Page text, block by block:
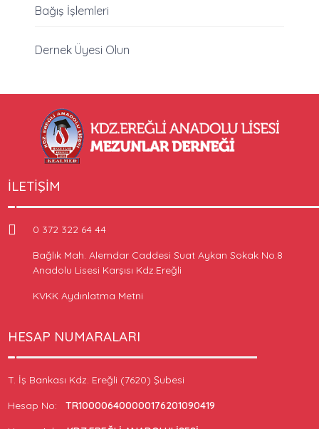
Bağış İşlemleri
Dernek Üyesi Olun
İLETIŞIM
0 372 322 64 44
Bağlık Mah. Alemdar Caddesi Suat Aykan Sokak No.8
Anadolu Lisesi Karşısı Kdz.Ereğli
KVKK Aydınlatma Metni
HESAP NUMARALARI
T. İş Bankası Kdz. Ereğli (7620) Şubesi
Hesap No:TR100006400000176201090419